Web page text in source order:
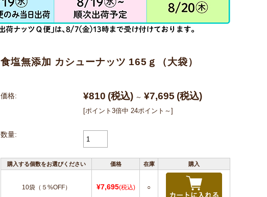
食塩無添加 カシューナッツ 165ｇ（大袋）
価格: ¥810 (税込) ～ ¥7,695 (税込)
[ポイント3倍中 24ポイント～]
数量:
購入する個数をお選びください 価格 在庫 購入
10袋（５%OFF） ¥7,695(税込) ○